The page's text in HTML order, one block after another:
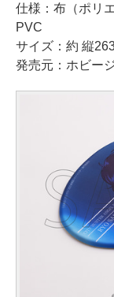
仕様：布（ポリ
PVC
サイズ：約 縦
発売元：ホビー